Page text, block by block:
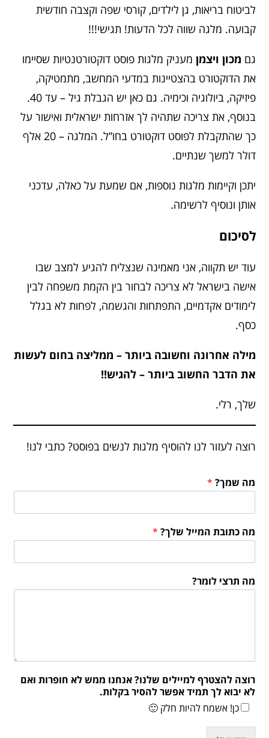
לביטוח בריאות, גן לילדים, קורסי שפה וקצבה חודשית
קבועה. מלגה שווה לכל הדעות! תגישי!!!
גם מכון ויצמן מעניק מלגות פוסט דוקטורטנטיות שסיימו
את הדוקטורט בהצטיינות במדעי המחשב, מתמטיקה,
פיזיקה, ביולוגיה וכימיה. גם כאן יש הגבלת גיל – עד 40.
בנוסף, את צריכה שתהיה לך אזרחות ישראלית ואישור על
כך שהתקבלת לפוסט דוקטורט בחו”ל. המלגה – 20 אלף
דולר למשך שנתיים.
יתכן וקיימות מלגות נוספות, אם שמעת על כאלה, עדכני
אותן ונוסיף לרשימה.
לסיכום
עוד יש תקווה, אני מאמינה שנצליח להגיע למצב שבו
אישה בישראל לא צריכה לבחור בין הקמת משפחה לבין
לימודים אקדמיים, התפתחות והגשמה, לפחות לא בגלל
כסף.
מילה אחרונה וחשובה ביותר – ממליצה בחום לעשות
את הדבר החשוב ביותר – להגיש!!
שלך, רלי.
רוצה לעזור לנו להוסיף מלגות לנשים בפוסט? כתבי לנו!
מה שמך? *
מה כתובת המייל שלך? *
מה תרצי לומר?
רוצה להצטרף למיילים שלנו? אנחנו ממש לא חופרות ואם
לא יבוא לך תמיד אפשר להסיר בקלות.
כן! אשמח להיות חלק 🙂